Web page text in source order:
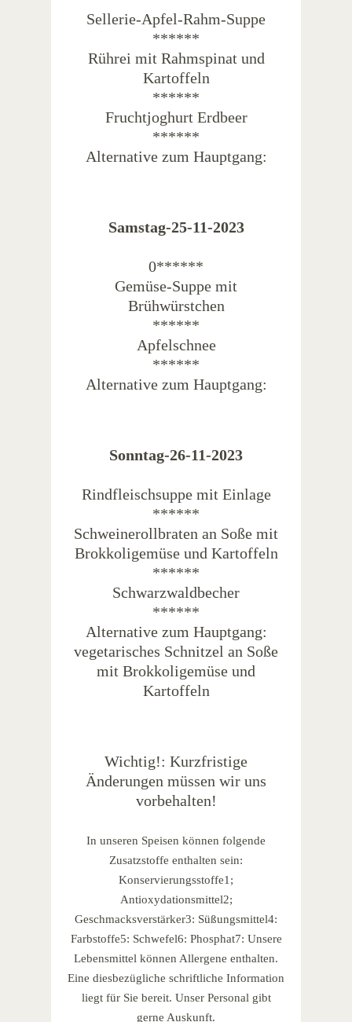
Sellerie-Apfel-Rahm-Suppe
******
Rührei mit Rahmspinat und
Kartoffeln
******
Fruchtjoghurt Erdbeer
******
Alternative zum Hauptgang:
Samstag-25-11-2023
0******
Gemüse-Suppe mit
Brühwürstchen
******
Apfelschnee
******
Alternative zum Hauptgang:
Sonntag-26-11-2023
Rindfleischsuppe mit Einlage
******
Schweinerollbraten an Soße mit
Brokkoligemüse und Kartoffeln
******
Schwarzwaldbecher
******
Alternative zum Hauptgang:
vegetarisches Schnitzel an Soße
mit Brokkoligemüse und
Kartoffeln
Wichtig!: Kurzfristige
Änderungen müssen wir uns
vorbehalten!
In unseren Speisen können folgende
Zusatzstoffe enthalten sein:
Konservierungsstoffe1;
Antioxydationsmittel2;
Geschmacksverstärker3: Süßungsmittel4:
Farbstoffe5: Schwefel6: Phosphat7: Unsere
Lebensmittel können Allergene enthalten.
Eine diesbezügliche schriftliche Information
liegt für Sie bereit. Unser Personal gibt
gerne Auskunft.